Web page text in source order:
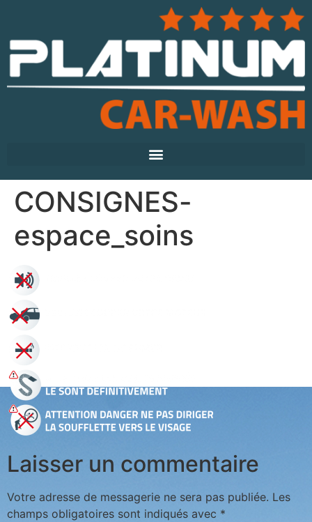
CONSIGNES-
espace_soins
Laisser un commentaire
Votre adresse de messagerie ne sera pas publiée. Les
champs obligatoires sont indiqués avec *